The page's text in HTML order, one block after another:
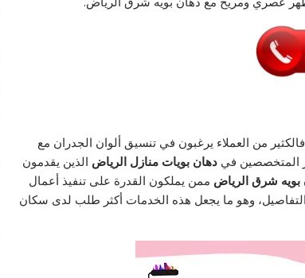
من العملاء يرغبون في تنسيق ألوان الجدران مع
المتخصصين في دهان بويات منازل الرياض الذين يقدمون
بويه شرق الرياض ممن يملكون القدرة على تنفيذ أعمال
التفاصيل، وهو ما يجعل هذه الخدمات أكثر طلب لدى سكان